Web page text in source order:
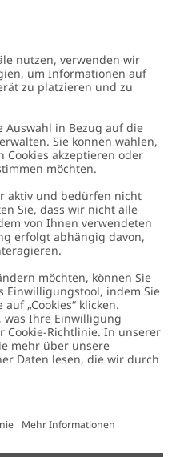
Schicken
Standort ändern